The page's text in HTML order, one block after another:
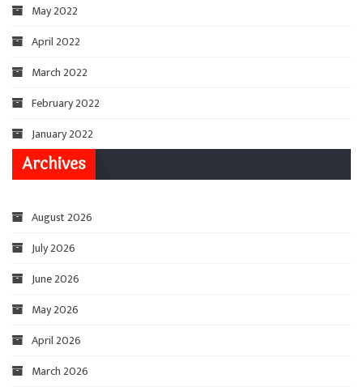
May 2022
April 2022
March 2022
February 2022
January 2022
Archives
August 2026
July 2026
June 2026
May 2026
April 2026
March 2026